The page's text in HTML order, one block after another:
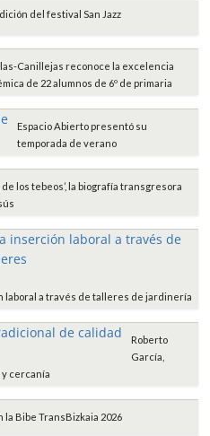
del festival San Jazz
Canillejas reconoce la excelencia
de 22 alumnos de 6º de primaria
Espacio Abierto presentó su
temporada de verano
de los tebeos’, la biografía transgresora
laboral a través de talleres de jardinería
Roberto
García,
cercanía
la Bibe TransBizkaia 2026